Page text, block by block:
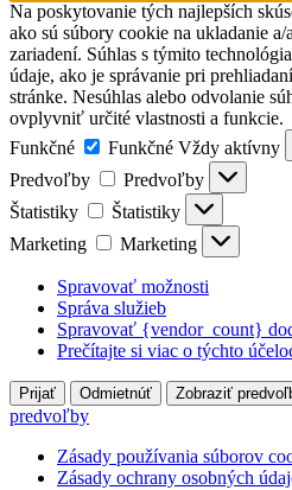
Na poskytovanie tých najlepších
ako sú súbory cookie na ukladanie
zariadení. Súhlas s týmito
údaje, ako je správanie pri
stránke. Nesúhlas alebo odvolanie
ovplyvniť určité vlastnosti a funkcie.
Funkčné
Funkčné Vždy aktívny
Predvoľby
Predvoľby
Štatistiky
Štatistiky
Marketing
Marketing
Spravovať možnosti
Správa služieb
Spravovať {vendor_count}
Prečítajte si viac o týchto
Prijať Odmietnúť Zobraziť
predvoľby
Zásady používania súborov
Zásady ochrany osobných